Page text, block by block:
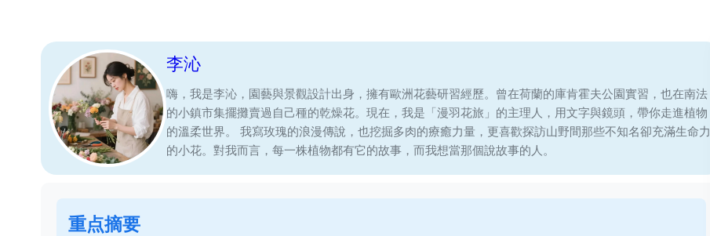
李沁
嗨，我是李沁，園藝與景觀設計出身，擁有歐洲花藝研習經歷。曾在荷蘭的庫肯霍夫公園實習，也在南法
的小鎮市集擺攤賣過自己種的乾燥花。現在，我是「漫羽花旅」的主理人，用文字與鏡頭，帶你走進植物
的溫柔世界。 我寫玫瑰的浪漫傳說，也挖掘多肉的療癒力量，更喜歡探訪山野間那些不知名卻充滿生命力
的小花。對我而言，每一株植物都有它的故事，而我想當那個說故事的人。
重点摘要